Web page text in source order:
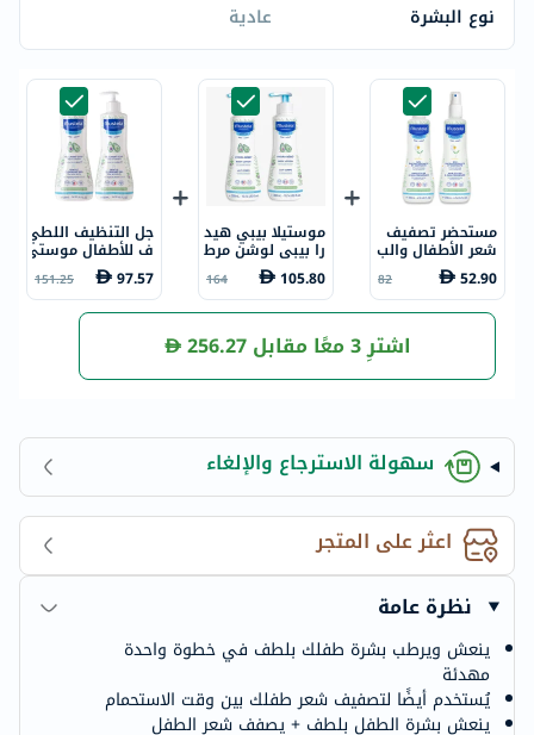
نوع البشرة
عادية
مستحضر تصفيف
شعر الأطفال والب
شرة مستيلا - 200
مل × 2
52.90
82
موستيلا بيبي هيد
را بيبي لوشن مرط
ب ومهدئ للجسم
للبشرة العادية 30
0 مل حزمة ترويجي
ة من 2
105.80
164
جل التنظيف اللطي
ف للأطفال موستي
لا، غسول للشعر و
الجسم - 500 مل ×
2
97.57
151.25
اشترِ 3 معًا مقابل 256.27
سهولة الاسترجاع والإلغاء
اعثر على المتجر
نظرة عامة
ينعش ويرطب بشرة طفلك بلطف في خطوة واحدة
مهدئة
يُستخدم أيضًا لتصفيف شعر طفلك بين وقت الاستحمام
ينعش بشرة الطفل بلطف + يصفف شعر الطفل